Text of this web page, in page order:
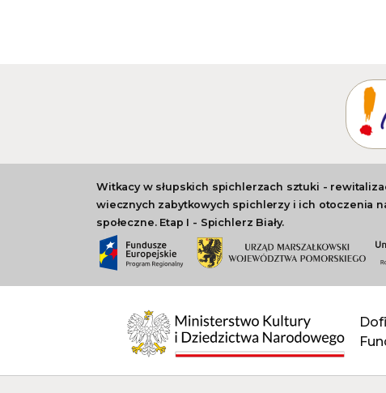
Witkacy w słupskich spichlerzach sztuki -
wiecznych zabytkowych spichlerzy i ich otoczenia
społeczne. Etap I - Spichlerz Biały.